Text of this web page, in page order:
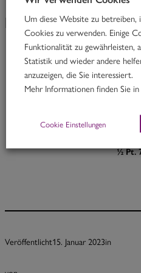
KW 03/23
Rindfleisch in Ingwer-
½ Pt.
Veröffentlicht15. Januar 2023in
Um diese Website zu
Cookies zu verwenden. Einige
Funktionalität zu gewährleisten,
Statistik und wieder andere
anzuzeigen, die Sie interessiert.
Mehr Informationen finden Sie
Cookie Einstellungen